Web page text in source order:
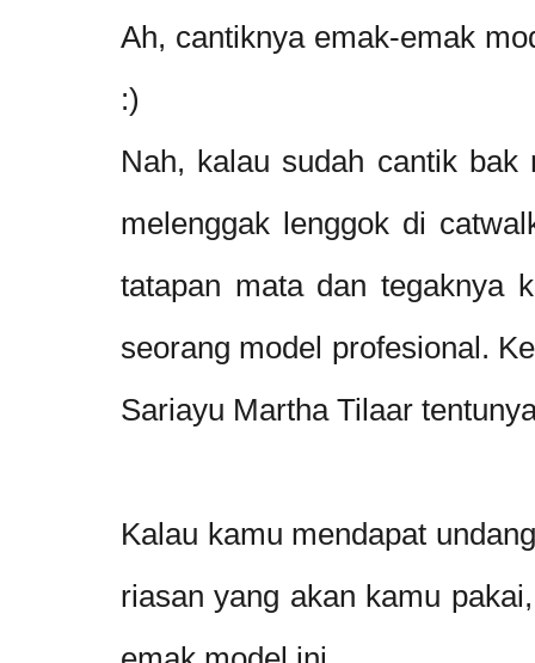
Ah, cantiknya emak-emak
:)
Nah, kalau sudah cantik
melenggak lenggok di
tatapan mata dan tegaknya
seorang model profesional.
Sariayu Martha Tilaar
Kalau kamu mendapat
riasan yang akan kamu